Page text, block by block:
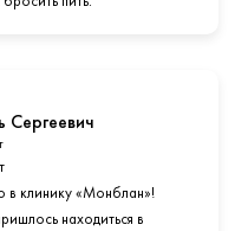
Сергеевич
в клинику «Монблан»!
находиться в